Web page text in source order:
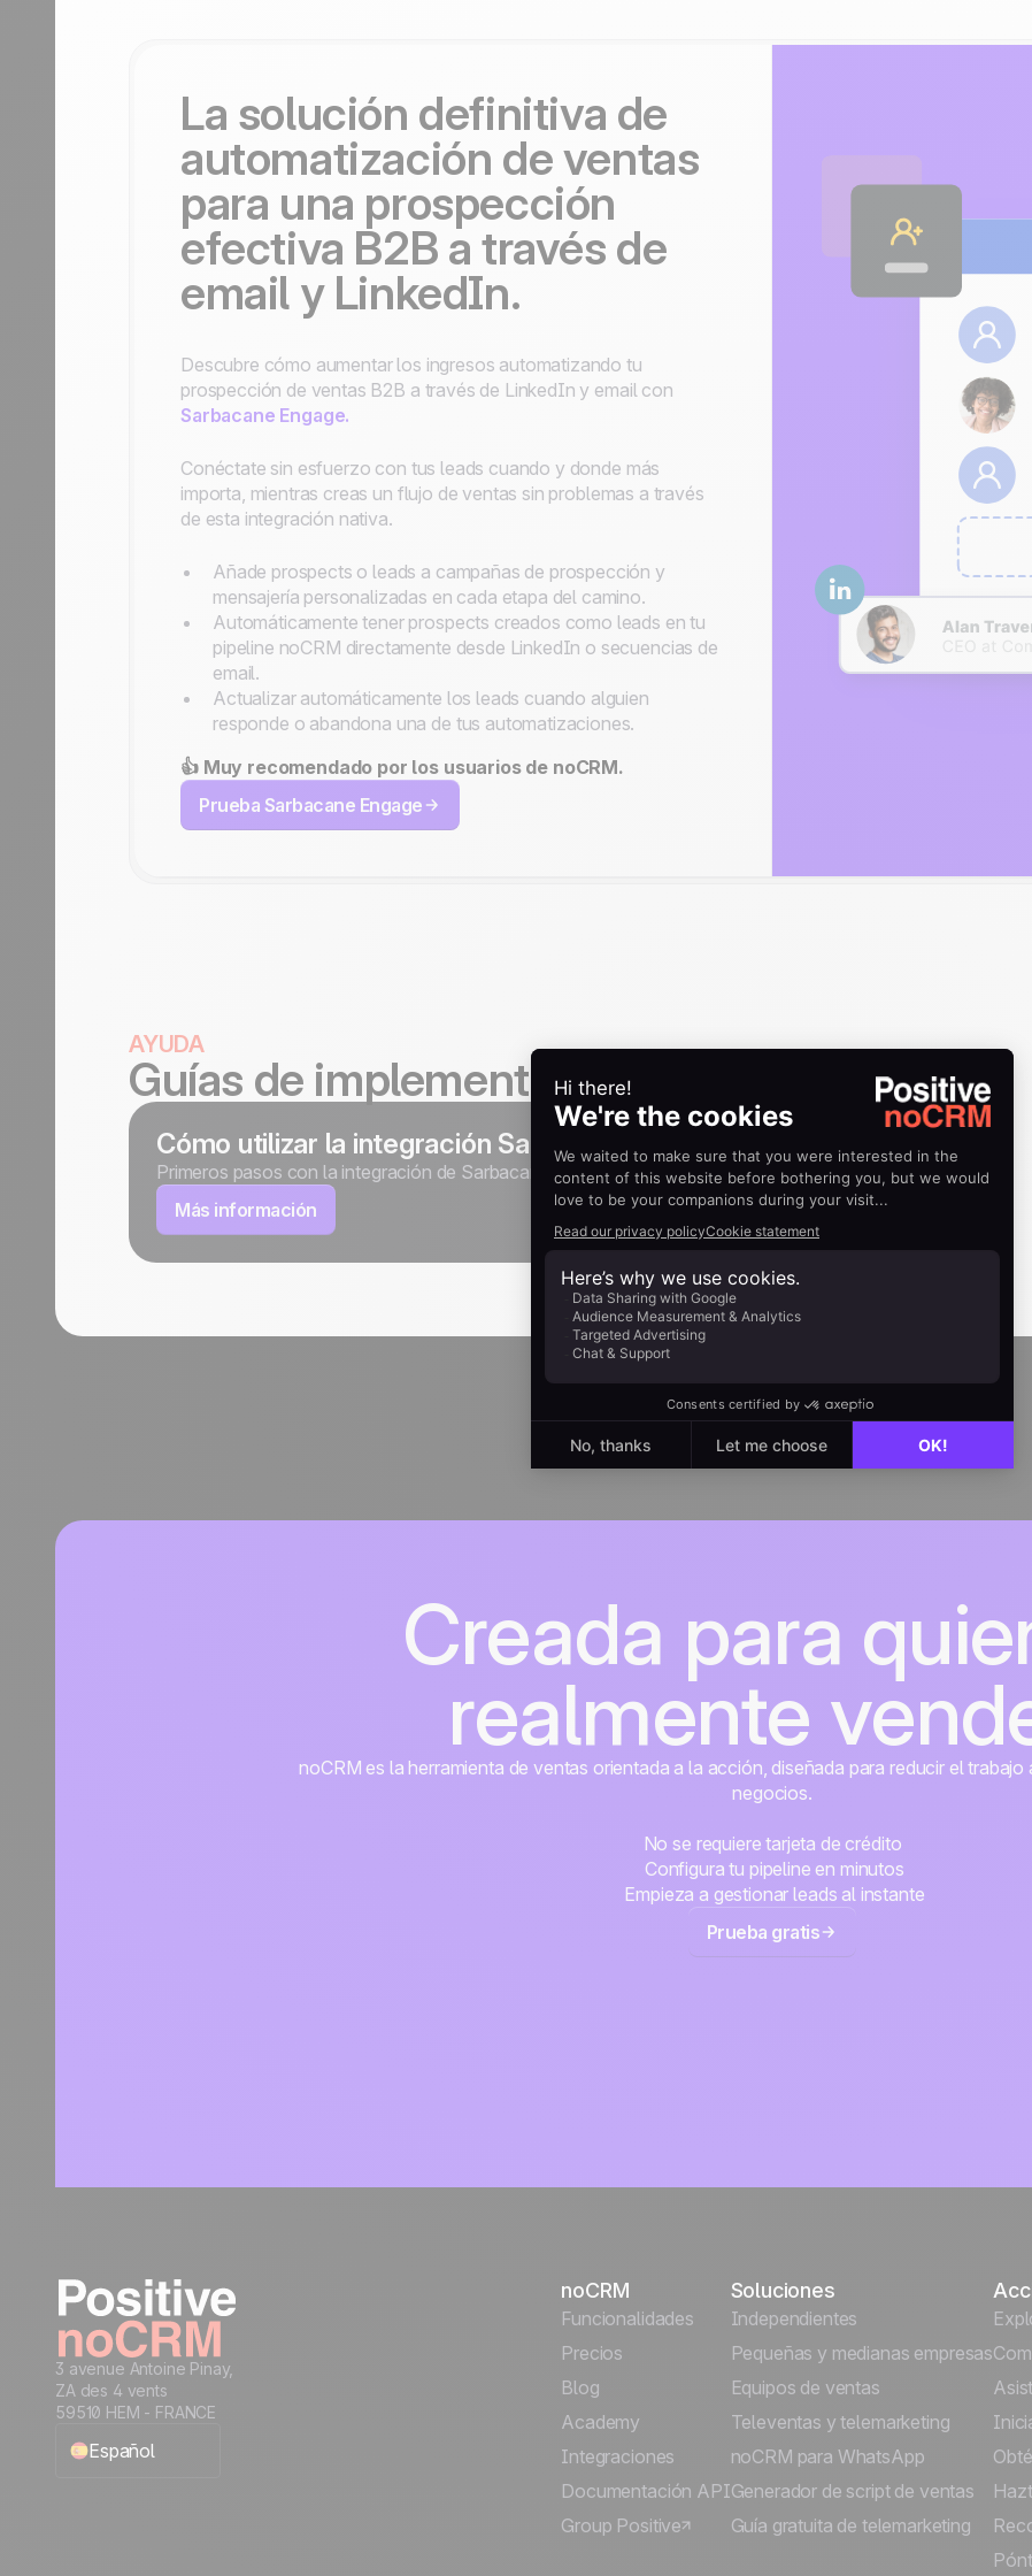
La solución definitiva de
automatización de ventas
para una prospección
efectiva B2B a través de
email y LinkedIn.
Descubre cómo aumentar los ingresos automatizando tu
prospección de ventas B2B a través de LinkedIn y email con
Sarbacane Engage.
Conéctate sin esfuerzo con tus leads cuando y donde más
importa, mientras creas un flujo de ventas sin problemas a través
de esta integración nativa.
Añade prospects o leads a campañas de prospección y
mensajería personalizadas en cada etapa del camino.
Automáticamente tener prospects creados como leads en tu
pipeline noCRM directamente desde LinkedIn o secuencias de
email.
Actualizar automáticamente los leads cuando alguien
responde o abandona una de tus automatizaciones.
👍 Muy recomendado por los usuarios de noCRM.
Prueba Sarbacane Engage
AYUDA
Guías de implementación
Cómo utilizar la integración Sarbacane Engage noCRM
Primeros pasos con la integración de Sarbacane Engage y noCRM
Más información
Creada para
realmente
noCRM es la herramienta de ventas orientada a la acción, diseñada para reducir el
negocios.
No se requiere tarjeta de crédito
Configura tu pipeline en minutos
Empieza a gestionar leads al instante
Prueba gratis
3 avenue Antoine Pinay,
ZA des 4 vents
59510 HEM - FRANCE
Español
noCRM
Funcionalidades
Precios
Blog
Academy
Integraciones
Documentación API
Group Positive
Soluciones
Independientes
Pequeñas y medianas empresas
Equipos de ventas
Televentas y telemarketing
noCRM para WhatsApp
Generador de script de ventas
Guía gratuita de telemarketing